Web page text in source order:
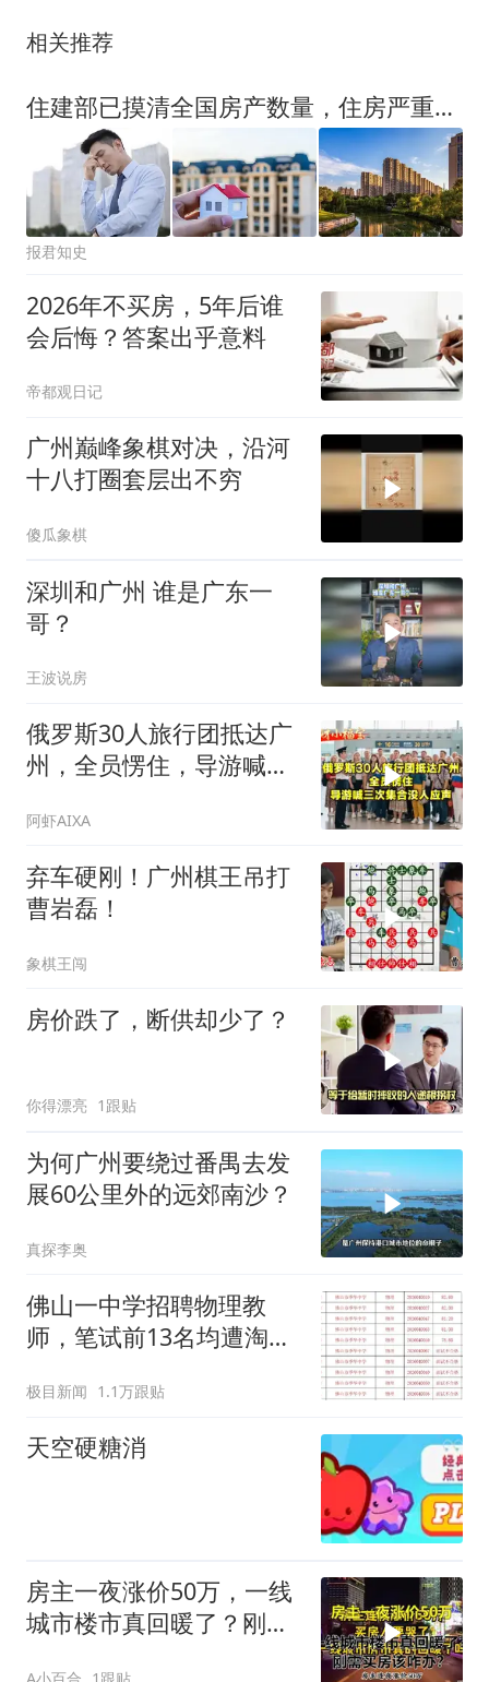
相关推荐
住建部已摸清全国房产数量，住房严重过剩？大变局！
报君知史
2026年不买房，5年后谁
会后悔？答案出乎意料
帝都观日记
广州巅峰象棋对决，沿河
十八打圈套层出不穷
傻瓜象棋
深圳和广州 谁是广东一
哥？
王波说房
俄罗斯30人旅行团抵达广
州，全员愣住，导游喊三
阿虾AIXA
弃车硬刚！广州棋王吊打
曹岩磊！
象棋王闯
房价跌了，断供却少了？
你得漂亮 1跟贴
为何广州要绕过番禺去发
展60公里外的远郊南沙？
真探李奥
佛山一中学招聘物理教
师，笔试前13名均遭淘
聘，成立调查组全面核查
极目新闻 1.1万跟贴
天空硬糖消
房主一夜涨价50万，一线
城市楼市真回暖了？刚需
A小百合 1跟贴